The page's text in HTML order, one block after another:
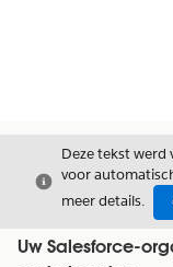
Sluiten
Deze tekst werd
voor
meer details.
Uw Salesforce-